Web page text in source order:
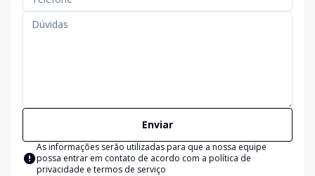
Enviar
As informações serão utilizadas para que a nossa equipe
possa entrar em contato de acordo com a política de
privacidade e termos de serviço